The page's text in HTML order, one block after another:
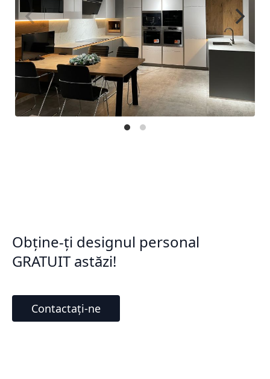
Obține-ți designul personal
GRATUIT astăzi!
Contactați-ne